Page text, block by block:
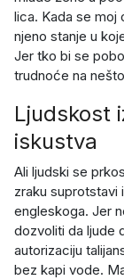
lica. Kada se moj
njeno stanje u
Jer tko bi se
trudnoće na
Ljudskost
iskustva
Ali ljudski se
zraku suprotstavi
engleskoga. Jer
dozvoliti da ljude
autorizaciju
bez kapi vode.